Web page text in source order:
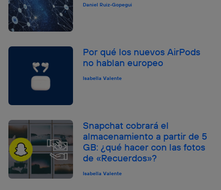
Daniel Ruiz-Gopegui
Por qué los nuevos AirPods
no hablan europeo
Isabella Valente
Snapchat cobrará el
almacenamiento a partir de 5
GB: ¿qué hacer con las fotos
de «Recuerdos»?
Isabella Valente